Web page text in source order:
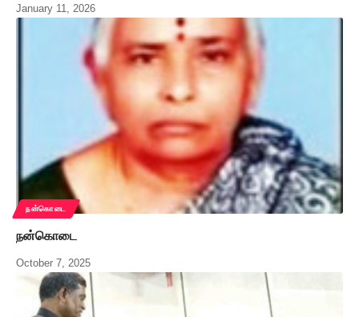
January 11, 2026
நன்கொடை
நன்கொடை
October 7, 2025